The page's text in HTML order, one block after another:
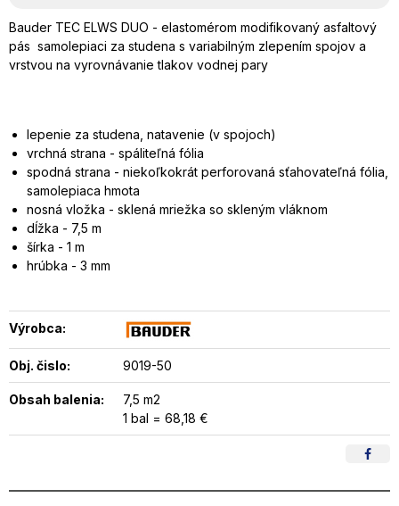
Bauder TEC ELWS DUO - elastomérom modifikovaný asfaltový
pás samolepiaci za studena s variabilným zlepením spojov a
vrstvou na vyrovnávanie tlakov vodnej pary
lepenie za studena, natavenie (v spojoch)
vrchná strana - spáliteľná fólia
spodná strana - niekoľkokrát perforovaná sťahovateľná fólia,
samolepiaca hmota
nosná vložka - sklená mriežka so skleným vláknom
dĺžka - 7,5 m
šírka - 1 m
hrúbka - 3 mm
Výrobca:
Obj. čislo: 9019-50
Obsah balenia:
7,5 m2
1 bal = 68,18 €